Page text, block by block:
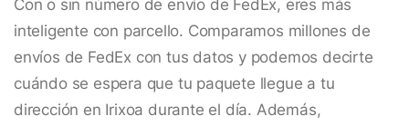
Con o sin número de envío de FedEx, eres más
inteligente con parcello. Comparamos millones de
envíos de FedEx con tus datos y podemos decirte
cuándo se espera que tu paquete llegue a tu
dirección en Irixoa durante el día. Además,